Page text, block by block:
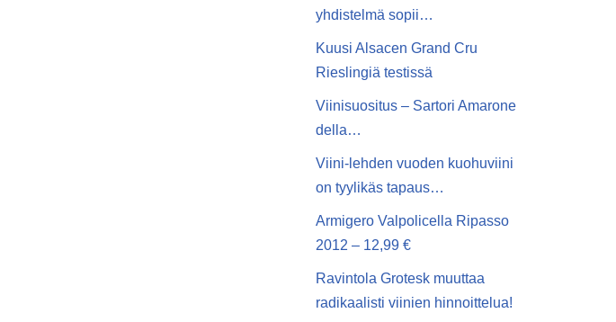
yhdistelmä sopii…
Kuusi Alsacen Grand Cru
Rieslingiä testissä
Viinisuositus – Sartori Amarone
della…
Viini-lehden vuoden kuohuviini
on tyylikäs tapaus…
Armigero Valpolicella Ripasso
2012 – 12,99 €
Ravintola Grotesk muuttaa
radikaalisti viinien hinnoittelua!